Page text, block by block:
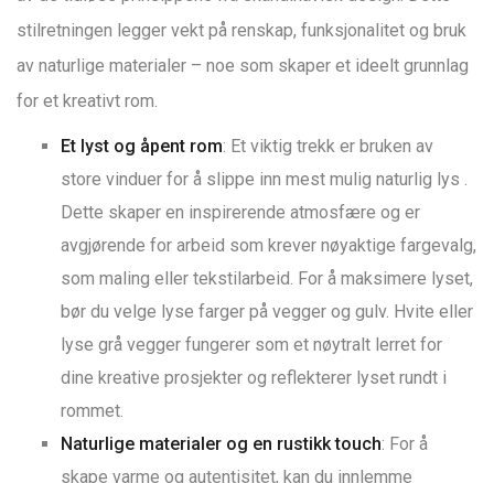
stilretningen legger vekt på renskap, funksjonalitet og bruk
av naturlige materialer – noe som skaper et ideelt grunnlag
for et kreativt rom.
Et lyst og åpent rom: Et viktig trekk er bruken av
store vinduer for å slippe inn mest mulig naturlig lys .
Dette skaper en inspirerende atmosfære og er
avgjørende for arbeid som krever nøyaktige fargevalg,
som maling eller tekstilarbeid. For å maksimere lyset,
bør du velge lyse farger på vegger og gulv. Hvite eller
lyse grå vegger fungerer som et nøytralt lerret for
dine kreative prosjekter og reflekterer lyset rundt i
rommet.
Naturlige materialer og en rustikk touch: For å
skape varme og autentisitet, kan du innlemme